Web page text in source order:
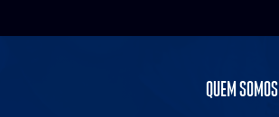
QUEM SOMOS